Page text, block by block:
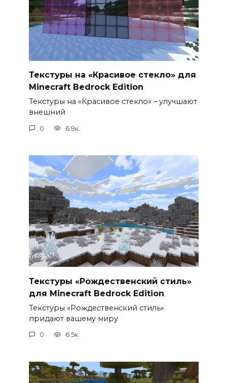
Текстуры на «Красивое стекло» для
Minecraft Bedrock Edition
Текстуры на «Красивое стекло» – улучшают
внешний
0 6.9к.
Текстуры «Рождественский стиль»
для Minecraft Bedrock Edition
Текстуры «Рождественский стиль»
придают вашему миру
0 6.5к.